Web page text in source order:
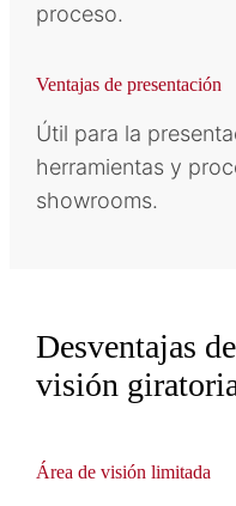
proceso.
Ventajas de presentación
Útil para la
herramientas y
showrooms.
Desventajas
visión
Área de visión limitada